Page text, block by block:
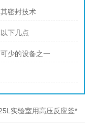
密封技术
下几点
少的设备之一
实验室用高压反应釜*